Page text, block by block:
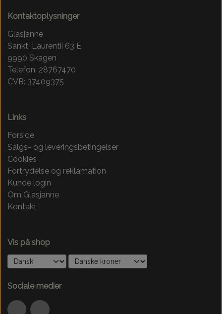
Kontaktoplysninger
Glasjanne
Sankt. Laurentii 63 E
9990 Skagen
Telefon: 28767470
CVR: 37409375
Links
Forside
Salgs- og leveringsbetingelser
Cookies
Fortrydelse og reklamation
Kunde login
Om Glasjanne
Kontakt
Vis på shop
Sociale medier